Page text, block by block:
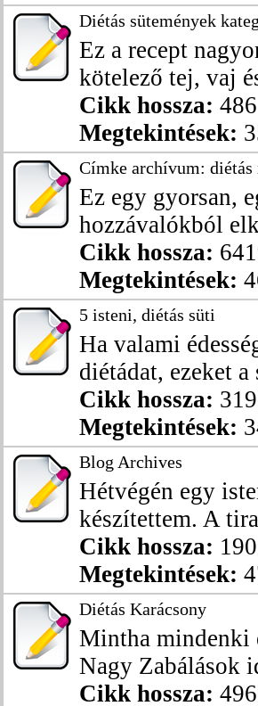
Diétás sütemények
Ez a recept
kötelező tej, vaj
Cikk hossza:
Megtekintések:
Címke archívum: diétás
Ez egy gyorsan,
hozzávalókból
Cikk hossza:
Megtekintések:
5 isteni, diétás süti
Ha valami
diétádat, ezeket
Cikk hossza:
Megtekintések:
Blog Archives
Hétvégén egy
készítettem. A
Cikk hossza:
Megtekintések:
Diétás Karácsony
Mintha mindenki
Nagy Zabálások
Cikk hossza: